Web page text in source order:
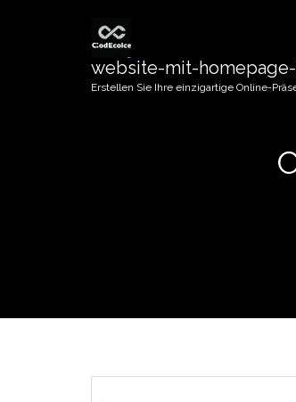
website-mit-
Erstellen Sie Ihre einzigartige Online-